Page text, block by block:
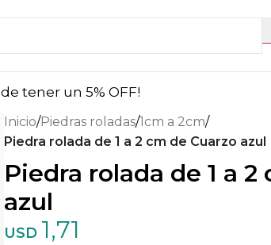
de tener un 5% OFF!
Inicio/Piedras roladas/1cm a 2cm/
Piedra rolada de 1 a 2 cm de Cuarzo azul
Piedra rolada de 1 a 2
azul
USD 1,71